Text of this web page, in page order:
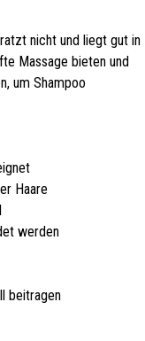
nicht und liegt gut in
Massage bieten und
um Shampoo
Haare
werden
beitragen